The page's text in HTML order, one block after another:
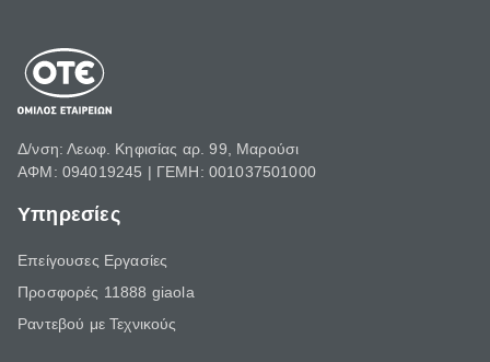
Δ/νση: Λεωφ. Κηφισίας αρ. 99, Μαρούσι
ΑΦΜ: 094019245 | ΓΕΜΗ: 001037501000
Υπηρεσίες
Επείγουσες Εργασίες
Προσφορές 11888 giaola
Ραντεβού με Τεχνικούς